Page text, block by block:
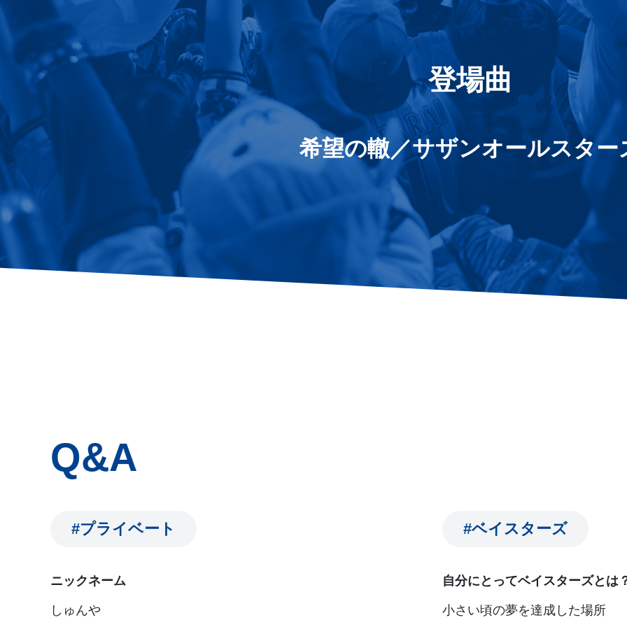
登場曲
希望の轍／サザンオールスター
Q&A
#プライベート
ニックネーム
しゅんや
#ベイスターズ
自分にとってベイスターズとは
小さい頃の夢を達成した場所